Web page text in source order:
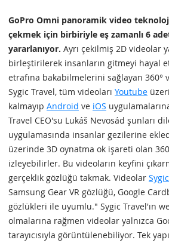
GoPro Omni panoramik video
çekmek için birbiriyle eş zamanlı 6
yararlanıyor. Ayrı çekilmiş 2D videolar
birleştirilerek insanların gitmeyi hayal
etrafına bakabilmelerini sağlayan 360°
Sygic Travel, tüm videoları Youtube
kalmayıp Android ve iOS
Travel CEO'su Lukáš Nevosád şunları
uygulamasında insanlar gezilerine
üzerinde 3D oynatma ok işareti olan
izleyebilirler. Bu videoların keyfini
gerçeklik gözlüğü takmak. Videolar
Samsung Gear VR gözlüğü, Google
gözlükleri ile uyumlu." Sygic Travel'ın
olmalarına rağmen videolar yalnızca
tarayıcısıyla görüntülenebiliyor. Tek